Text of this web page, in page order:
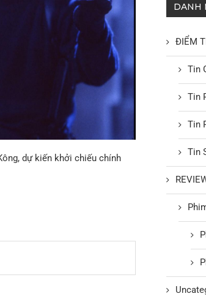
dự kiến khởi chiếu chính
DANH
ĐIỂM
Tin
Tin
Tin
Tin